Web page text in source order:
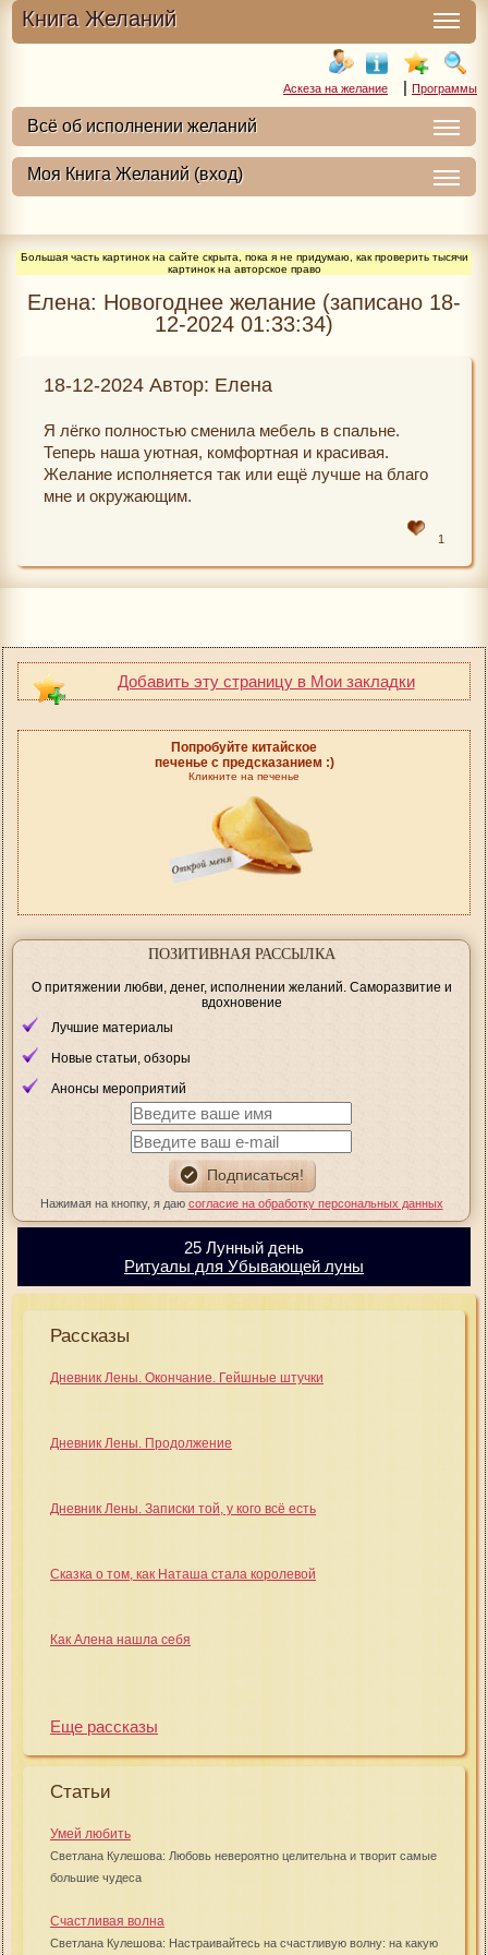
Книга Желаний
Аскеза на желание | Программы
Большая часть картинок на сайте скрыта, пока я не придумаю, как проверить тысячи
картинок на авторское право
Елена: Новогоднее желание (записано 18-
12-2024 01:33:34)
18-12-2024 Автор: Елена
Я лёгко полностью сменила мебель в спальне.
Теперь наша уютная, комфортная и красивая.
Желание исполняется так или ещё лучше на благо
мне и окружающим.
1
Добавить эту страницу в Мои закладки
Попробуйте китайское
печенье с предсказанием :)
Кликните на печенье
ПОЗИТИВНАЯ РАССЫЛКА
О притяжении любви, денег, исполнении желаний. Саморазвитие и
вдохновение
Лучшие материалы
Новые статьи, обзоры
Анонсы мероприятий
Нажимая на кнопку, я даю согласие на обработку персональных данных
25 Лунный день
Ритуалы для Убывающей луны
Рассказы
Дневник Лены. Окончание. Гейшные штучки
Дневник Лены. Продолжение
Дневник Лены. Записки той, у кого всё есть
Сказка о том, как Наташа стала королевой
Как Алена нашла себя
Еще рассказы
Статьи
Умей любить
Светлана Кулешова: Любовь невероятно целительна и творит самые
большие чудеса
Счастливая волна
Светлана Кулешова: Настраивайтесь на счастливую волну: на какую